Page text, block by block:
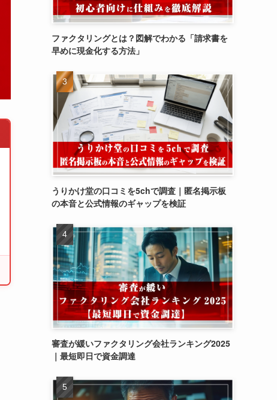
ファクタリングとは？図解でわかる「請求書を
早めに現金化する方法」
うりかけ堂の口コミを5chで調査｜匿名掲示板
の本音と公式情報のギャップを検証
審査が緩いファクタリング会社ランキング2025
｜最短即日で資金調達